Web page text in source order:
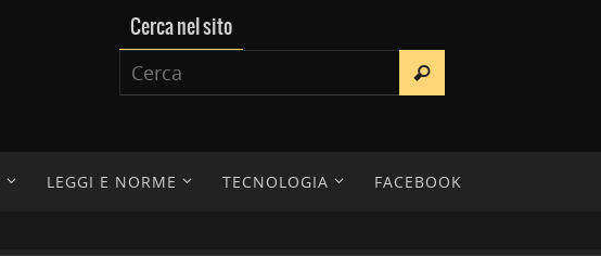
Cerca nel sito
LEGGI E NORME TECNOLOGIA FACEBOOK